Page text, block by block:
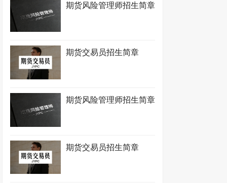
期货风险管理师招生简章
期货交易员招生简章
期货风险管理师招生简章
期货交易员招生简章